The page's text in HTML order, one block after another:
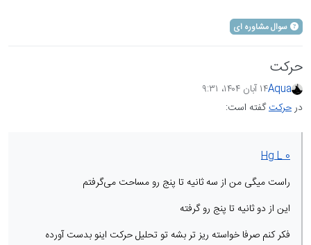
سوال مشاوره ای
حرکت
Aqua۱۴ آبان ۱۴۰۴،‏ ۹:۳۱
درحرکتگفته است:
Hg L 0
راست میگی من از سه ثانیه تا پنج رو مساحت می‌گرفتم
این از دو ثانیه تا پنج رو گرفته
فکر کنم صرفا خواسته ریز تر بشه تو تحلیل حرکت اینو بدست آورده